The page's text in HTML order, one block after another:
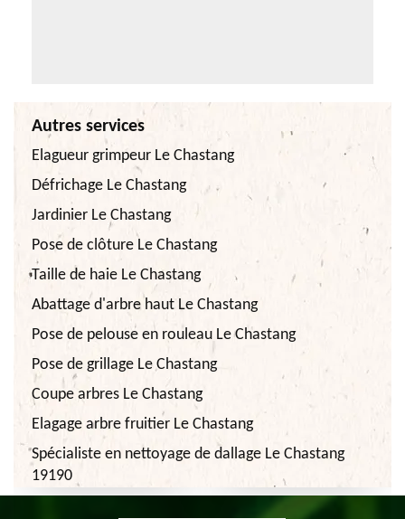
Autres services
Elagueur grimpeur Le Chastang
Défrichage Le Chastang
Jardinier Le Chastang
Pose de clôture Le Chastang
Taille de haie Le Chastang
Abattage d'arbre haut Le Chastang
Pose de pelouse en rouleau Le Chastang
Pose de grillage Le Chastang
Coupe arbres Le Chastang
Elagage arbre fruitier Le Chastang
Spécialiste en nettoyage de dallage Le Chastang
19190